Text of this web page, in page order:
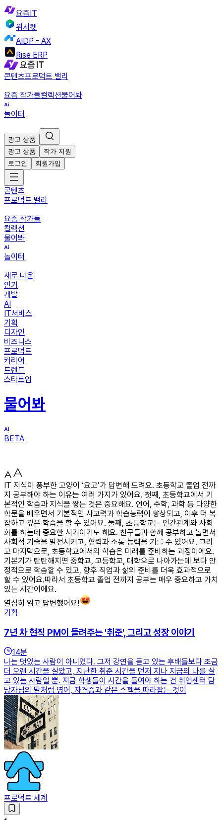
요즘IT
위시켓
AIDP - AX
Rise ERP
콘텐츠프로덕트 밸리
요즘 작가들컬렉션물어봐
놀이터
광고 상품
광고 상품
작가 지원
로그인
회원가입
콘텐츠
프로덕트 밸리
요즘 작가들
컬렉션
물어봐
놀이터
새로 나온
인기
개발
AI
IT서비스
기획
디자인
비즈니스
프로덕트
커리어
트렌드
스타트업
물어봐
BETA
IT 지식이 풍부한 고양이 ‘요고’가 답변해 드려요. 초등학교 졸업 전까
지 공부해야 하는 이유는 여러 가지가 있어요. 첫째, 초등학교에서 기
본적인 학습과 지식을 쌓는 것은 중요해요. 언어, 수학, 과학 등 다양한
학문을 배우면서 기본적인 사고력과 학습능력이 향상되고, 이후 더 복
잡하고 깊은 학습을 할 수 있어요. 둘째, 초등학교는 인간관계와 사회
화를 하는데 중요한 시기이기도 해요. 친구들과 함께 공부하고 놀면서
사회적 기술을 발전시키고, 협력과 소통 능력을 기를 수 있어요. 그리
고 마지막으로, 초등학교에서의 학습은 미래를 준비하는 과정이에요.
기본기가 탄탄해지면 중학교, 고등학교, 대학으로 나아가는데 보다 안
정적으로 학습할 수 있고, 향후 직업과 삶의 준비를 더욱 효과적으로
할 수 있어요.따라서 초등학교 졸업 전까지 공부는 매우 중요하고 가치
있는 시간이에요.
열심히 읽고 답변했어요!
기획
7년 차 현직 PM이 들려주는 '취준', 그리고 성장 이야기
14분
나는 멋있는 사람이 아니었다. 그저 강연을 듣고 있는 후배들보다 조금
더 오랜 시간을 살았고, 지난한 취준 시간을 먼저 지나 지금의 나를 살
고 있는 사람일 뿐. 지금 학생들이 시간을 들여야 하는 건 취업센터 담
당자님의 말처럼 영어, 자격증과 같은 스펙을 따라잡는 것이
프로덕트 세계